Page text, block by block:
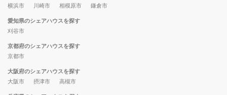
横浜市
川崎市 相模原市 鎌倉市
愛知県のシェアハウスを探す
刈谷市
京都府のシェアハウスを探す
京都市
大阪府のシェアハウスを探す
大阪市
摂津市 高槻市